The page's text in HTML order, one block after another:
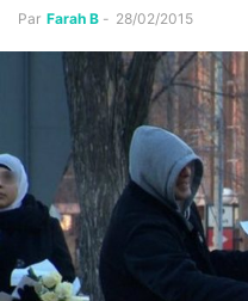
Par Farah B - 28/02/2015